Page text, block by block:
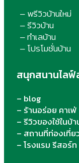
– พรีวิวบ้านใหม่
– รีวิวบ้าน
– ทำเลบ้าน
– โปรโมชั่นบ้าน
สนุกสนานไลฟ์
– blog
– ร้านอร่อย คาเฟ่
– รีวิวของใช้ในบ้า
– สถานที่ท่องเที่ย
– โรงแรม รีสอร์